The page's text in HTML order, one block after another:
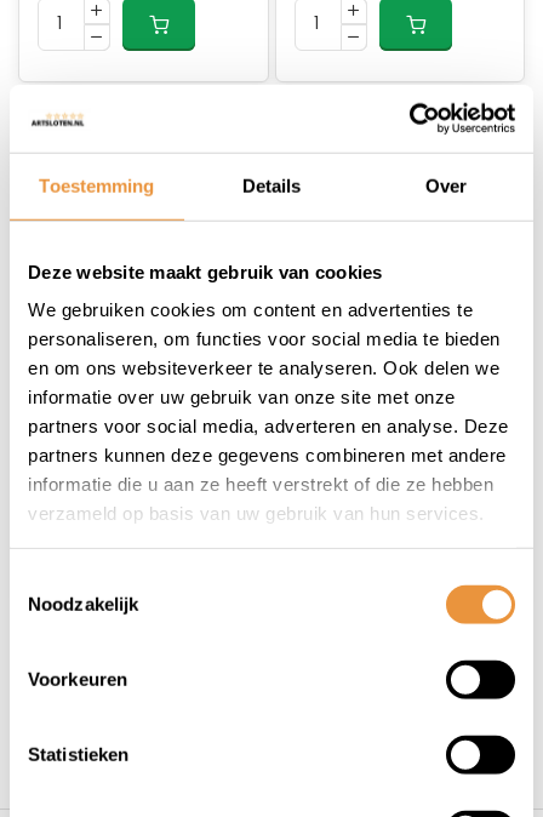
Toestemming Details Over
Deze website maakt gebruik van cookies
We gebruiken cookies om content en advertenties te
personaliseren, om functies voor social media te bieden
en om ons websiteverkeer te analyseren. Ook delen we
informatie over uw gebruik van onze site met onze
partners voor social media, adverteren en analyse. Deze
partners kunnen deze gegevens combineren met andere
informatie die u aan ze heeft verstrekt of die ze hebben
verzameld op basis van uw gebruik van hun services.
Noodzakelijk
Voorkeuren
Statistieken
(0)
Fietshelm City Pro
maat L/XL
Op voorraad
39,95
(0)
Jethelm Urban 22 XL
Op voorraad
39,95